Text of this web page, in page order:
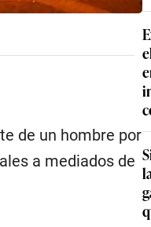
de un hombre por
a mediados de